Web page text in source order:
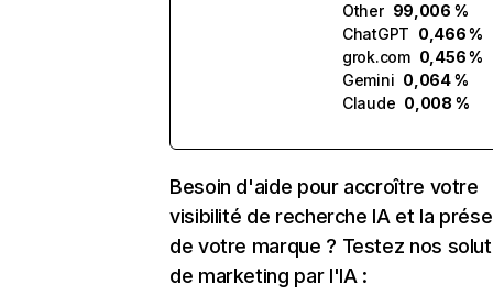
Other 99,006 %
ChatGPT 0,466 %
grok.com 0,456 %
Gemini 0,064 %
Claude 0,008 %
Besoin d'aide pour accroître votre
visibilité de recherche IA et la
de votre marque ? Testez nos
de marketing par l'IA :